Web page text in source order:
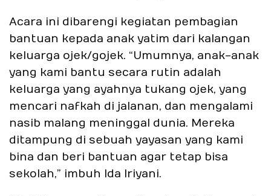
Acara ini dibarengi kegiatan pembagian
bantuan kepada anak yatim dari kalangan
keluarga ojek/gojek. “Umumnya, anak-anak
yang kami bantu secara rutin adalah
keluarga yang ayahnya tukang ojek, yang
mencari nafkah di jalanan, dan mengalami
nasib malang meninggal dunia. Mereka
ditampung di sebuah yayasan yang kami
bina dan beri bantuan agar tetap bisa
sekolah,” imbuh Ida Iriyani.